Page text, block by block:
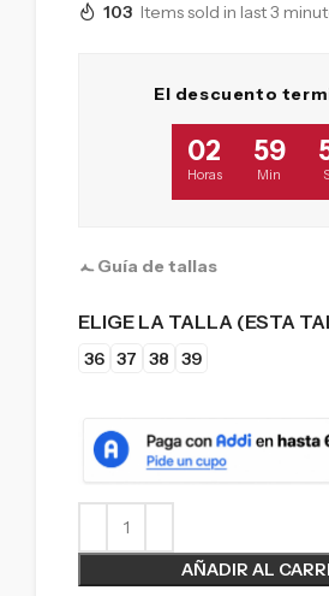
103 Items sold in last 3
El descuento
02
Horas
59
Min
Guía de tallas
ELIGE LA TALLA (ESTA
36 37 38 39
AÑADIR AL